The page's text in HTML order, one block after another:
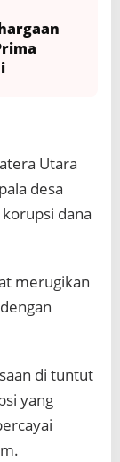
Utara
desa
dana
merugikan
di tuntut
yang